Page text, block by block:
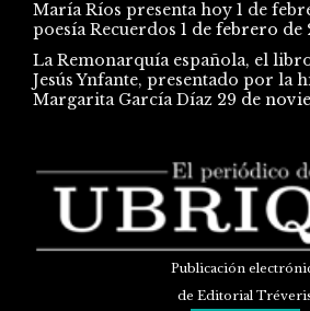
María Ríos presenta hoy 1 de
poesía Recuerdos 1 de febrero de
La Remonarquía española, el
Jesús Ynfante, presentado por la
Margarita García Díaz 29 de
Publicación
de Editorial